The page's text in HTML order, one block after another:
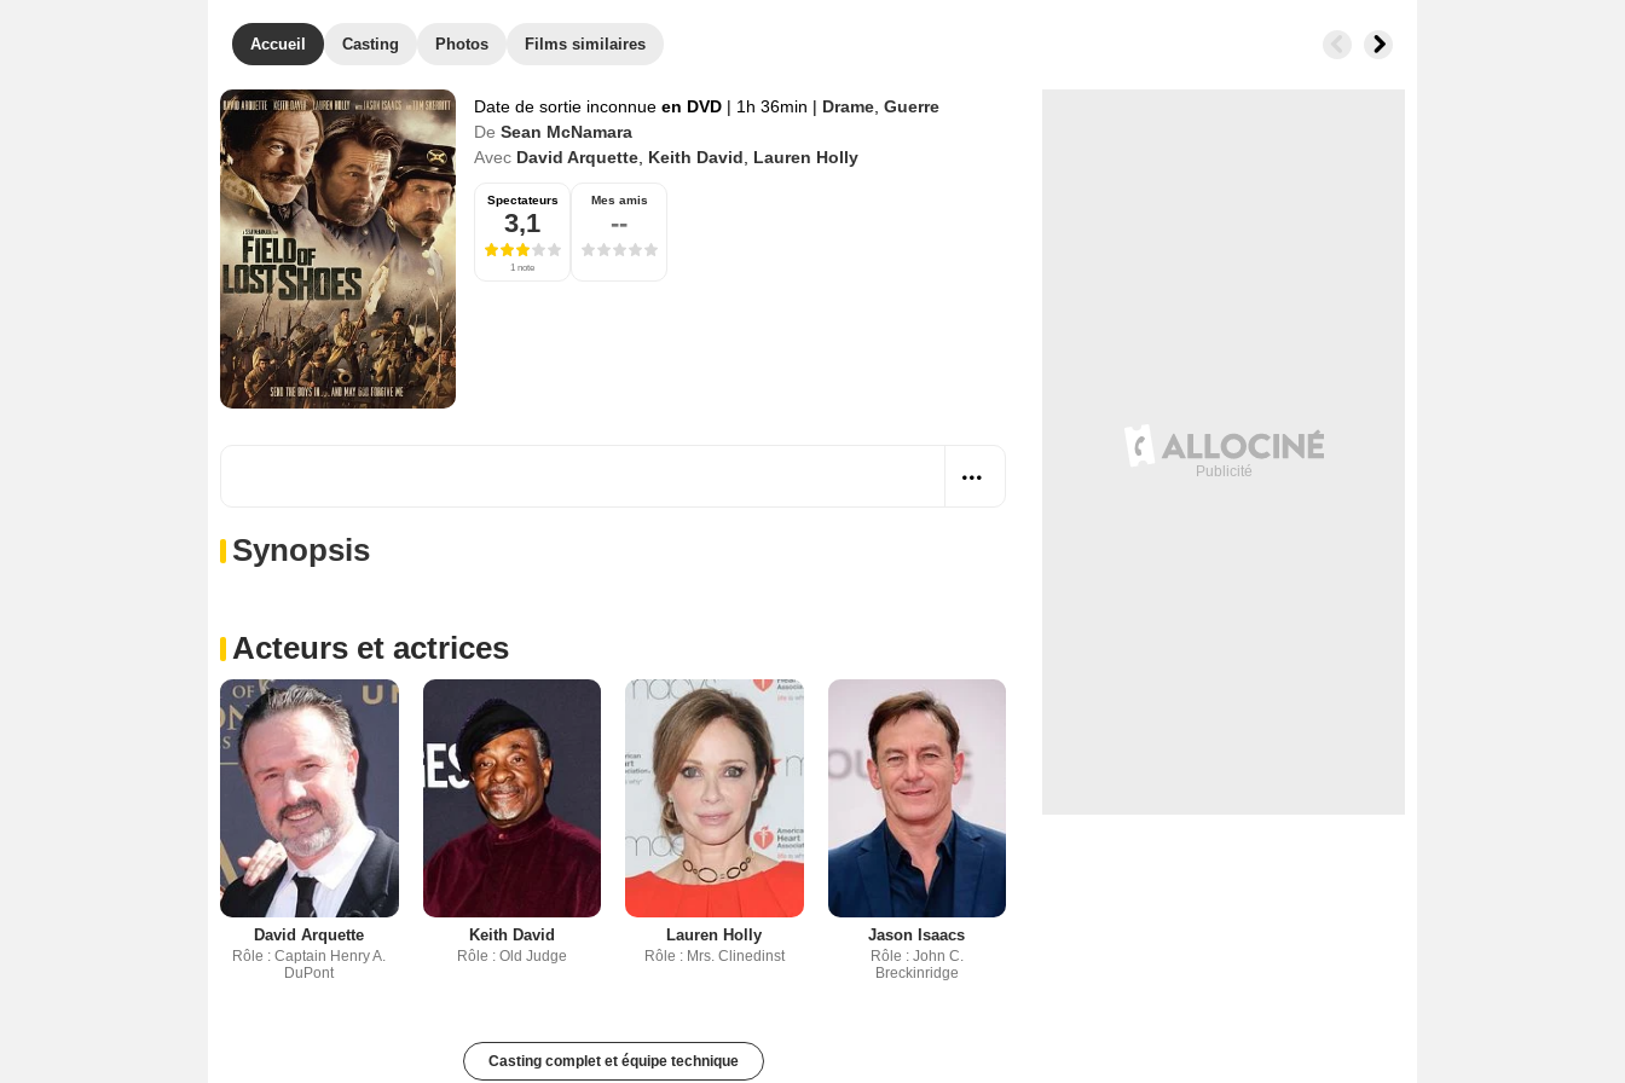
Accueil Casting Photos Films similaires
Date de sortie inconnue en DVD | 1h 36min | Drame Guerre
De Sean McNamara
Avec David Arquette Keith David Lauren Holly
Spectateurs
3,1
1 note
Mes amis
--
Synopsis
Acteurs et actrices
David Arquette
Rôle : Captain Henry A.
DuPont
Keith David
Rôle : Old Judge
Lauren Holly
Rôle : Mrs. Clinedinst
Jason Isaacs
Rôle : John C.
Breckinridge
Casting complet et équipe technique